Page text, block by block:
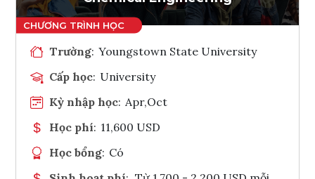
Trường: Youngstown State University
Cấp học: University
Kỳ nhập học: Apr,Oct
Học phí: 11,600 USD
Học bổng: Có